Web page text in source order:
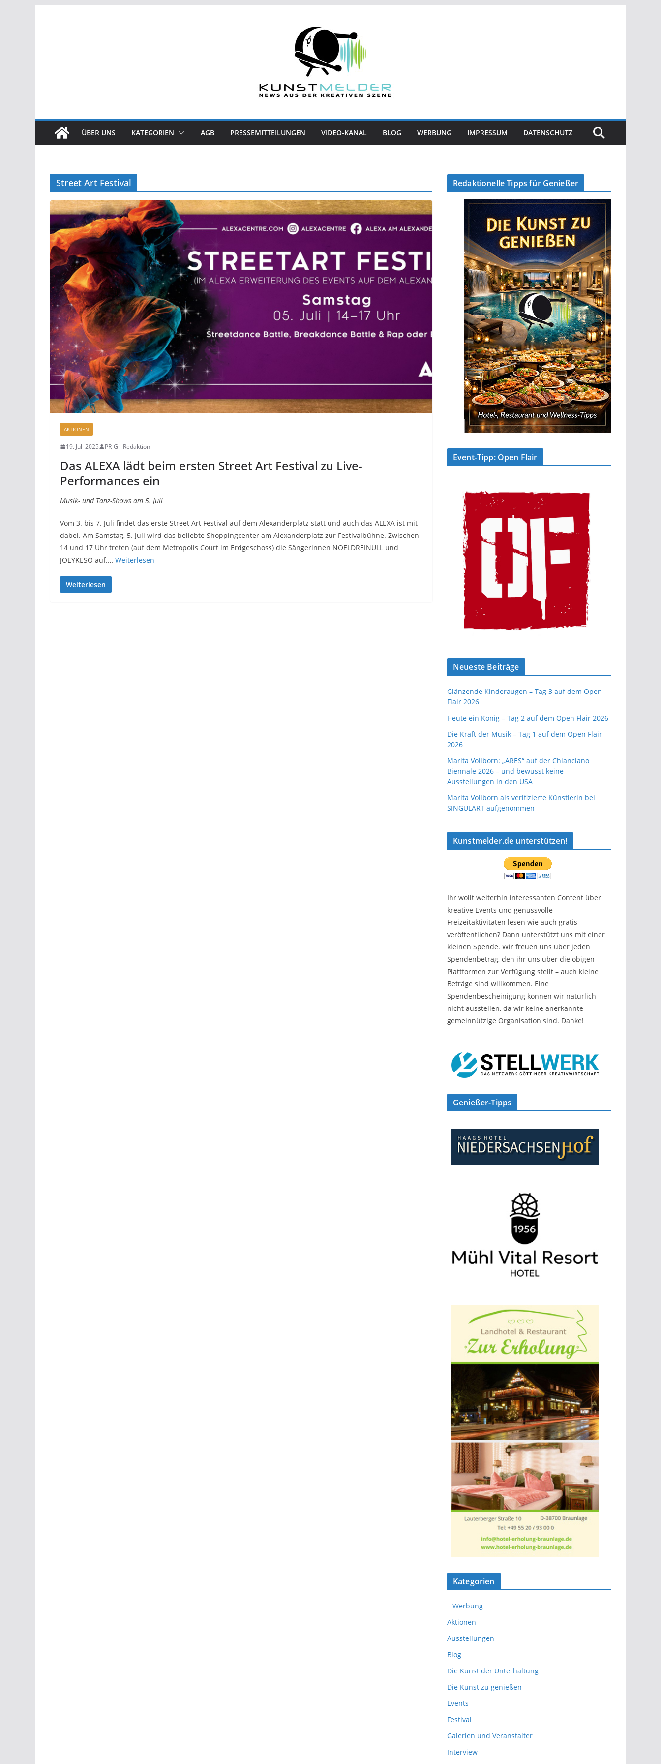
ÜBER UNS KATEGORIEN AGB PRESSEMITTEILUNGEN VIDEO-KANAL BLOG WERBUNG IMPRESSUM DATENSCHUTZ
Street Art Festival
AKTIONEN
19. Juli 2025 PR-G - Redaktion
Das ALEXA lädt beim ersten Street Art Festival zu Live-
Performances ein
Musik- und Tanz-Shows am 5. Juli
Vom 3. bis 7. Juli findet das erste Street Art Festival auf dem Alexanderplatz statt und auch das ALEXA ist mit
dabei. Am Samstag, 5. Juli wird das beliebte Shoppingcenter am Alexanderplatz zur Festivalbühne. Zwischen
14 und 17 Uhr treten (auf dem Metropolis Court im Erdgeschoss) die Sängerinnen NOELDREINULL und
JOEYKESO auf.… Weiterlesen
Weiterlesen
Redaktionelle Tipps für Genießer
Event-Tipp: Open Flair
Neueste Beiträge
Glänzende Kinderaugen – Tag 3 auf dem Open
Flair 2026
Heute ein König – Tag 2 auf dem Open Flair 2026
Die Kraft der Musik – Tag 1 auf dem Open Flair
2026
Marita Vollborn: „ARES“ auf der Chianciano
Biennale 2026 – und bewusst keine
Ausstellungen in den USA
Marita Vollborn als verifizierte Künstlerin bei
SINGULART aufgenommen
Kunstmelder.de unterstützen!
Ihr wollt weiterhin interessanten Content über
kreative Events und genussvolle
Freizeitaktivitäten lesen wie auch gratis
veröffentlichen? Dann unterstützt uns mit einer
kleinen Spende. Wir freuen uns über jeden
Spendenbetrag, den ihr uns über die obigen
Plattformen zur Verfügung stellt – auch kleine
Beträge sind willkommen. Eine
Spendenbescheinigung können wir natürlich
nicht ausstellen, da wir keine anerkannte
gemeinnützige Organisation sind. Danke!
Genießer-Tipps
Kategorien
– Werbung –
Aktionen
Ausstellungen
Blog
Die Kunst der Unterhaltung
Die Kunst zu genießen
Events
Festival
Galerien und Veranstalter
Interview